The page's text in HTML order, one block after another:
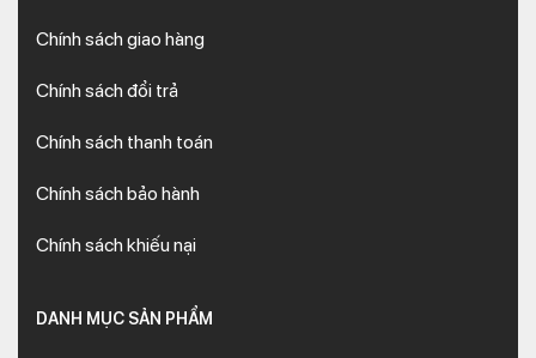
Chính sách giao hàng
Chính sách đổi trả
Chính sách thanh toán
Chính sách bảo hành
Chính sách khiếu nại
DANH MỤC SẢN PHẨM